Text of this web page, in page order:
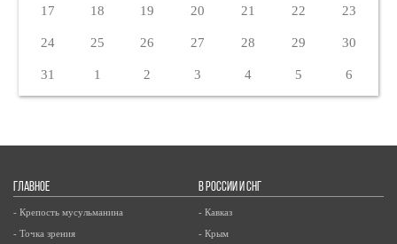
17 18 19 20 21 22 23
24 25 26 27 28 29 30
31 1 2 3 4 5 6
ГЛАВНОЕ
- Крепость мусульманина
- Точка зрения
В РОССИИ И СНГ
- Кавказ
- Крым